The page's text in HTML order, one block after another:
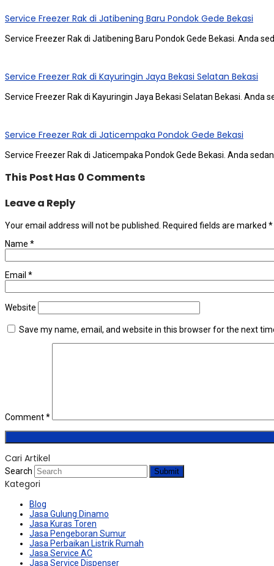
Service Freezer Rak di Jatibening Baru Pondok Gede Bekasi
Service Freezer Rak di Jatibening Baru Pondok Gede Bekasi. Andа
Service Freezer Rak di Kayuringin Jaya Bekasi Selatan Bekasi
Service Freezer Rak di Kayuringin Jaya Bekasi Selatan Bekasi. Andа
Service Freezer Rak di Jaticempaka Pondok Gede Bekasi
Service Freezer Rak di Jaticempaka Pondok Gede Bekasi. Andа
This Post Has 0 Comments
Leave a Reply
Your email address will not be published. Required fields are marked *
Name *
Email *
Website
Save my name, email, and website in this browser for the next
Comment*
Cari Artikel
Search Submit
Kategori
Blog
Jasa Gulung Dinamo
Jasa Kuras Toren
Jasa Pengeboran Sumur
Jasa Perbaikan Listrik Rumah
Jasa Service AC
Jasa Service Dispenser